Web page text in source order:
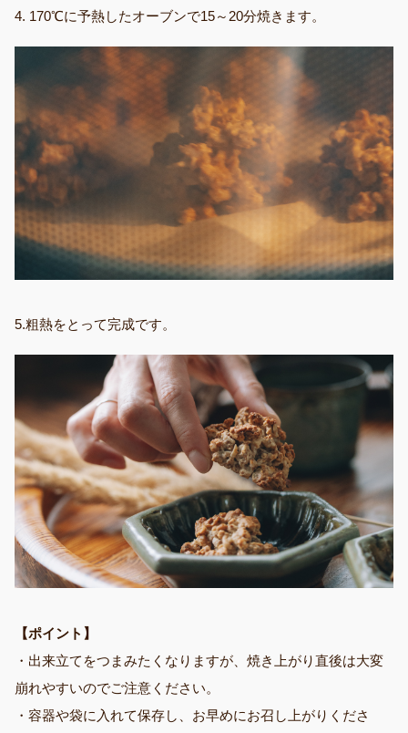
4. 170℃に予熱したオーブンで15～20分焼きます。
5.粗熱をとって完成です。
【ポイント】
・出来立てをつまみたくなりますが、焼き上がり直後は大変
崩れやすいのでご注意ください。
・容器や袋に入れて保存し、お早めにお召し上がりくださ